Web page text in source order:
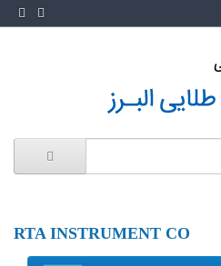
RTA INSTRUMENT CO